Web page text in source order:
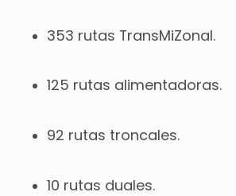
353 rutas TransMiZonal.
125 rutas alimentadoras.
92 rutas troncales.
10 rutas duales.